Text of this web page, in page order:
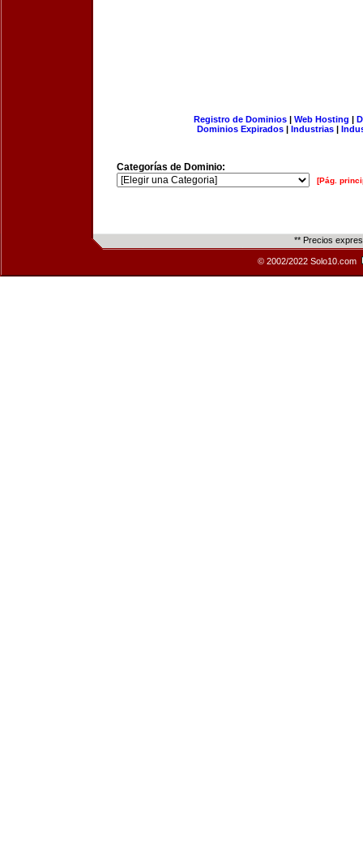
Registro de Dominios| Web Hosting |
Dominios Expirados | Industrias |
Categorías de Dominio:
[Pág.
** Precios
© 2002/2022 Solo10.com